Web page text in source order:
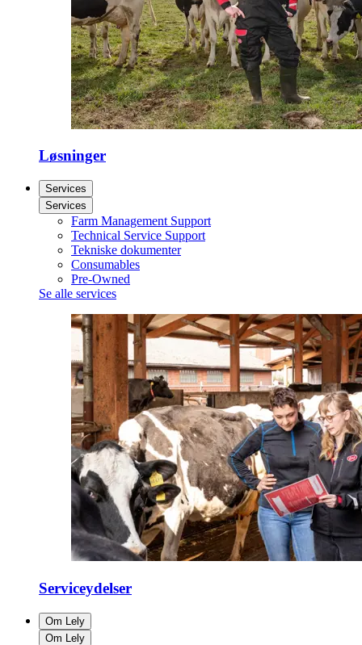
Løsninger
Services
Services
Farm Management Support
Technical Service Support
Tekniske dokumenter
Consumables
Pre-Owned
Se alle services
Serviceydelser
Om Lely
Om Lely